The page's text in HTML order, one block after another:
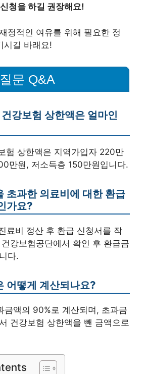
청을 하길 권장해요!
정적인 여유를 위해 필요한 정
시길 바래요!
문 Q&A
강보험 상한액은 얼마인
험 상한액은 지역가입자 220만
만원, 저소득층 150만원입니다.
초과한 의료비에 대한 환급
가요?
료비 정산 후 환급 신청서를 작
강보험공단에서 확인 후 환급금
다.
어떻게 계산되나요?
금액의 90%로 계산되며, 초과금
건강보험 상한액을 뺀 금액으로